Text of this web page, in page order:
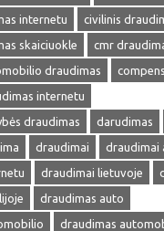
internetu
civilinis
skaiciuokle
cmr
draudimas
internetu
draudimas
darudimas
draudimai
draudimai
draudimai lietuvoje
draudimas auto
draudimas